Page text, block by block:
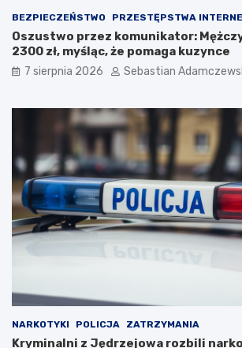
BEZPIECZEŃSTWO PRZESTĘPSTWA
Oszustwo przez komunikator:
2300 zł, myśląc, że pomaga kuzynce
7 sierpnia 2026 Sebastian
NARKOTYKI POLICJA ZATRZYMANIA
Kryminalni z Jędrzejowa rozbili